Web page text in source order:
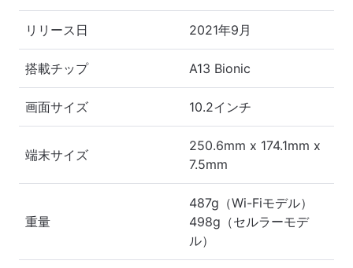
リリース日 2021年9月
搭載チップ A13 Bionic
画面サイズ 10.2インチ
端末サイズ
250.6mm x 174.1mm x
7.5mm
重量
487g（Wi-Fiモデル）
498g（セルラーモデ
ル）